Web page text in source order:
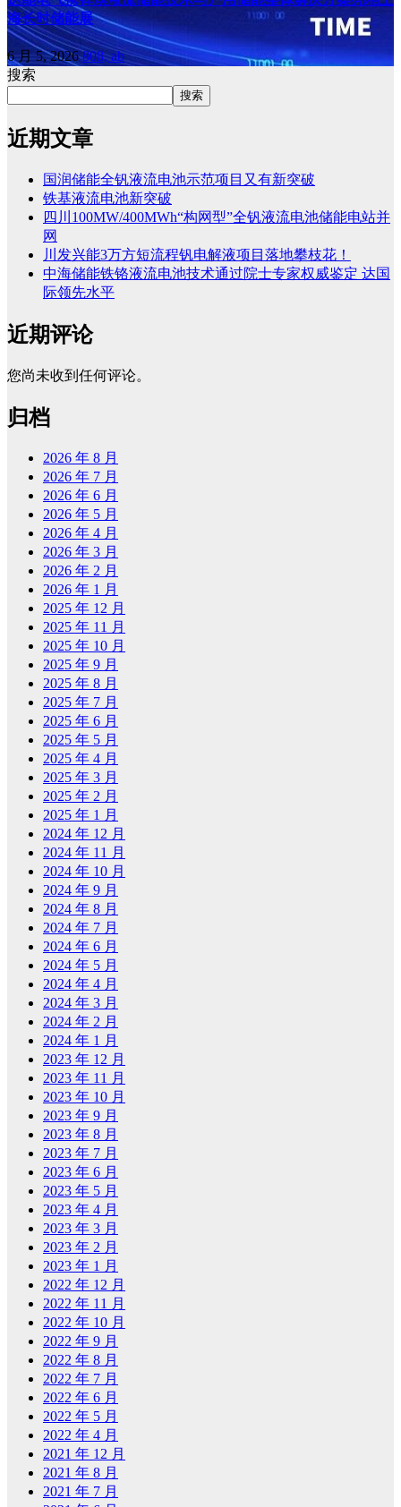
海长时储能展
6 月 5, 2026808, ab
搜索
搜索
近期文章
国润储能全钒液流电池示范项目又有新突破
铁基液流电池新突破
四川100MW/400MWh“构网型”全钒液流电池储能电站并
网
川发兴能3万方短流程钒电解液项目落地攀枝花！
中海储能铁铬液流电池技术通过院士专家权威鉴定 达国
际领先水平
近期评论
您尚未收到任何评论。
归档
2026 年 8 月
2026 年 7 月
2026 年 6 月
2026 年 5 月
2026 年 4 月
2026 年 3 月
2026 年 2 月
2026 年 1 月
2025 年 12 月
2025 年 11 月
2025 年 10 月
2025 年 9 月
2025 年 8 月
2025 年 7 月
2025 年 6 月
2025 年 5 月
2025 年 4 月
2025 年 3 月
2025 年 2 月
2025 年 1 月
2024 年 12 月
2024 年 11 月
2024 年 10 月
2024 年 9 月
2024 年 8 月
2024 年 7 月
2024 年 6 月
2024 年 5 月
2024 年 4 月
2024 年 3 月
2024 年 2 月
2024 年 1 月
2023 年 12 月
2023 年 11 月
2023 年 10 月
2023 年 9 月
2023 年 8 月
2023 年 7 月
2023 年 6 月
2023 年 5 月
2023 年 4 月
2023 年 3 月
2023 年 2 月
2023 年 1 月
2022 年 12 月
2022 年 11 月
2022 年 10 月
2022 年 9 月
2022 年 8 月
2022 年 7 月
2022 年 6 月
2022 年 5 月
2022 年 4 月
2021 年 12 月
2021 年 8 月
2021 年 7 月